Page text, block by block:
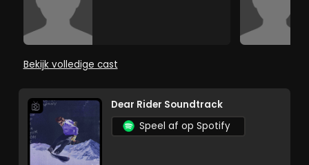
Bekijk volledige cast
Dear Rider Soundtrack
Speel af op Spotify